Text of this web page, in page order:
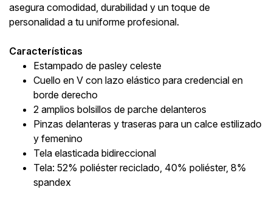
asegura comodidad, durabilidad y un toque de
personalidad a tu uniforme profesional.
Características
Estampado de pasley celeste
Cuello en V con lazo elástico para credencial en
borde derecho
2 amplios bolsillos de parche delanteros
Pinzas delanteras y traseras para un calce estilizado
y femenino
Tela elasticada bidireccional
Tela: 52% poliéster reciclado, 40% poliéster, 8%
spandex